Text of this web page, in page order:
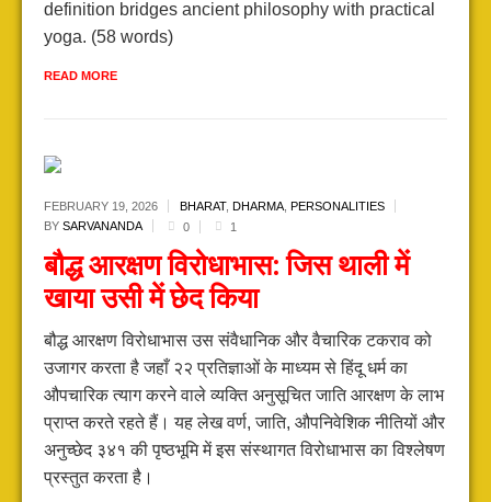
definition bridges ancient philosophy with practical
yoga. (58 words)
READ MORE
FEBRUARY 19, 2026 BHARAT, DHARMA
PERSONALITIES
BY SARVANANDA 0 1
बौद्ध आरक्षण विरोधाभास: जिस थाली में
खाया उसी में छेद किया
बौद्ध आरक्षण विरोधाभास उस संवैधानिक और वैचारिक टकराव को
उजागर करता है जहाँ २२ प्रतिज्ञाओं के माध्यम से हिंदू धर्म का
औपचारिक त्याग करने वाले व्यक्ति अनुसूचित जाति आरक्षण के लाभ
प्राप्त करते रहते हैं। यह लेख वर्ण, जाति, औपनिवेशिक नीतियों और
अनुच्छेद ३४१ की पृष्ठभूमि में इस संस्थागत विरोधाभास का विश्लेषण
प्रस्तुत करता है।